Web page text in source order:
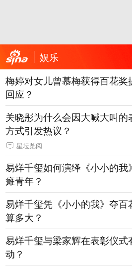
娱乐
梅婷对女儿曾慕梅获得百花奖
回应？
关晓彤为什么会因大喊大叫的
方式引发热议？
星坛览阅
易烊千玺如何演绎《小小的我
瘫青年？
易烊千玺凭《小小的我》夺百
算多大？
易烊千玺与梁家辉在表彰仪式
动？